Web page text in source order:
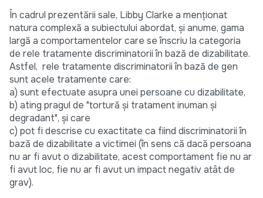
În cadrul prezentării sale, Libby Clarke a menționat
natura complexă a subiectului abordat, și anume, gama
largă a comportamentelor care se înscriu la categoria
de rele tratamente discriminatorii în bază de dizabilitate.
Astfel, rele tratamente discriminatorii în bază de gen
sunt acele tratamente care:
a) sunt efectuate asupra unei persoane cu dizabilitate,
b) ating pragul de "tortură şi tratament inuman şi
degradant", şi care
c) pot fi descrise cu exactitate ca fiind discriminatorii în
bază de dizabilitate a victimei (în sens că dacă persoana
nu ar fi avut o dizabilitate, acest comportament fie nu ar
fi avut loc, fie nu ar fi avut un impact negativ atât de
grav).